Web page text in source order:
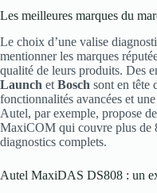
Les meilleures marques du
Le choix d’une valise
mentionner les marques
qualité de leurs produits. Des
Launch et Bosch sont en tête
fonctionnalités avancées et
Autel, par exemple, propose
MaxiCOM qui couvre plus de
diagnostics complets.
Autel MaxiDAS DS808 : un